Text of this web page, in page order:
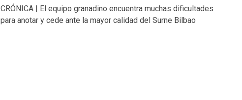
CRÓNICA | El equipo granadino encuentra muchas dificultades
para anotar y cede ante la mayor calidad del Surne Bilbao